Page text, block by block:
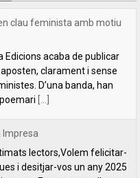
Impresa
lectors,Volem felicitar-
i desitjar-vos un any 2025
Esperem que l’any
positives. Estem [...]
estat a la Bisbal
Indilletres. És la cinquena
De Gandia –el bressol dels